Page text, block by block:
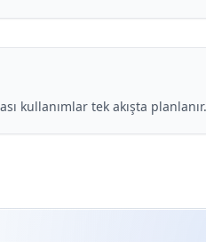
kullanımlar tek akışta planlanır.